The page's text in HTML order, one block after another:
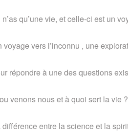
n’as qu’une vie, et celle-ci est un
voyage vers l’inconnu , une
répondre à une des questions
venons nous et à quoi sert la vie ?
différence entre la science et la